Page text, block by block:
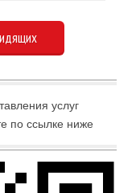
услуг
по ссылке ниже